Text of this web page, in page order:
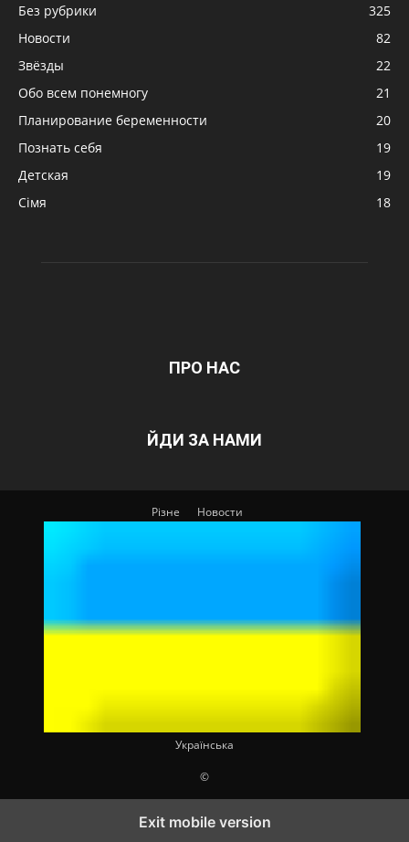
Без рубрики
325
Новости
82
Звёзды
22
Обо всем понемногу
21
Планирование беременности
20
Познать себя
19
Детская
19
Сімя
18
ПРО НАС
ЙДИ ЗА НАМИ
Різне Новости
Українська
©
Exit mobile version